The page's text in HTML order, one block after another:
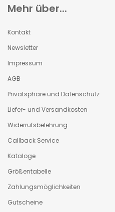
Mehr über...
Kontakt
Newsletter
Impressum
AGB
Privatsphäre und Datenschutz
Liefer- und Versandkosten
Widerrufsbelehrung
Callback Service
Kataloge
Größentabelle
Zahlungsmöglichkeiten
Gutscheine